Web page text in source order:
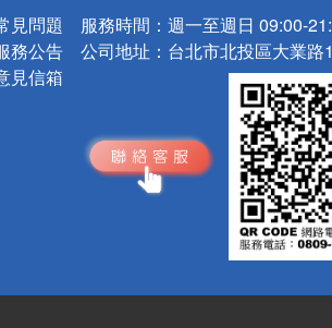
見問題
務公告
見信箱
服務時間： 週一至週日 09:00-
公司地址： 台北市北投區大業路